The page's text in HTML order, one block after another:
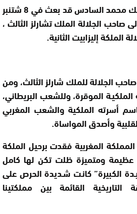
وكان صاحب الجلالة الملك محمد السادس قد بعث في 8 شتنبر
صاحب الجلالة الملك تشارلز الثالث ،
الملكة إليزابيت الثانية.
الجلالة للملك شارلز الثالث، ومن
الموقرة، وللشعب البريطاني،
أسرته الملكية والشعب المغربي
وأصدق المواساة.
المغربية فقدت برحيل الملكة
عظيمة ومتميزة ظلت تكن لها كامل
الكبيرة” كانـت شـديدة الحرص على
التاريخية القائمة بين مملكتينا